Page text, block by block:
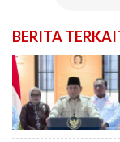
BERITA